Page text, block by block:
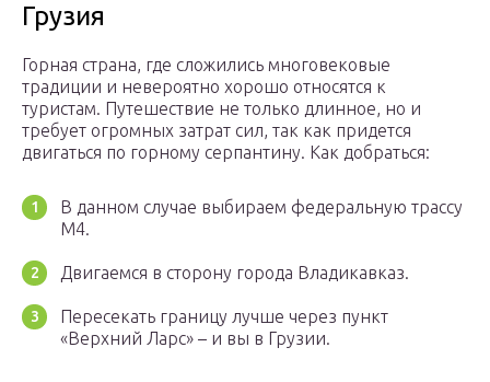
Грузия
Горная страна, где сложились многовековые
традиции и невероятно хорошо относятся к
туристам. Путешествие не только длинное, но и
требует огромных затрат сил, так как придется
двигаться по горному серпантину. Как добраться:
В данном случае выбираем федеральную трассу
М4.
Двигаемся в сторону города Владикавказ.
Пересекать границу лучше через пункт
«Верхний Ларс» – и вы в Грузии.